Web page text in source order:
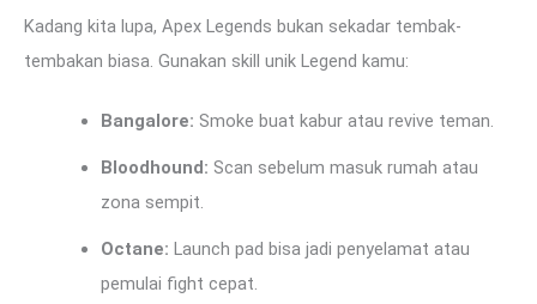
Kadang kita lupa, Apex Legends bukan sekadar tembak-
tembakan biasa. Gunakan skill unik Legend kamu:
Bangalore: Smoke buat kabur atau revive teman.
Bloodhound: Scan sebelum masuk rumah atau
zona sempit.
Octane: Launch pad bisa jadi penyelamat atau
pemulai fight cepat.